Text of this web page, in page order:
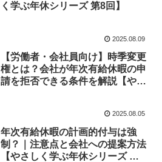
く学ぶ年休シリーズ 第8回】
2025.08.09
【労働者・会社員向け】時季変更
権とは？会社が年次有給休暇の申
請を拒否できる条件を解説【やさ
2025.08.05
年次有給休暇の計画的付与は強
制？｜注意点と会社への提案方法
【やさしく学ぶ年休シリーズ 第6